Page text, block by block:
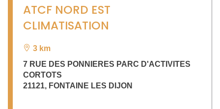
ATCF NORD EST
CLIMATISATION
3 km
7 RUE DES PONNIERES PARC D'ACTIVITES
CORTOTS
21121, FONTAINE LES DIJON